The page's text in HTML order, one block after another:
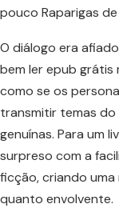
pouco Raparigas
O diálogo era
bem ler epub grátis
como se os
transmitir temas do
genuínas. Para um
surpreso com a
ficção, criando
quanto envolvente.